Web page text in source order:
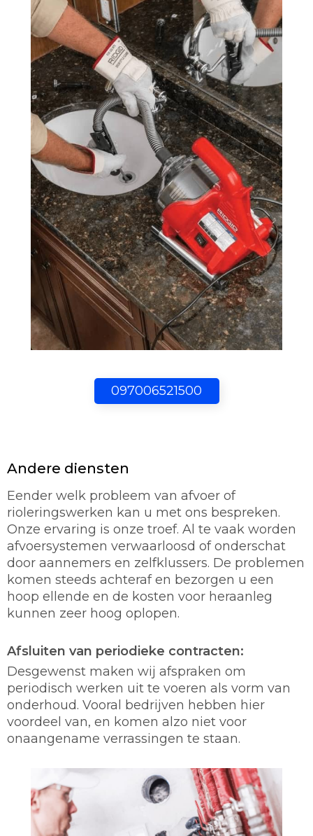
097006521500
Andere diensten
Eender welk probleem van afvoer of
rioleringswerken kan u met ons bespreken.
Onze ervaring is onze troef. Al te vaak worden
afvoersystemen verwaarloosd of onderschat
door aannemers en zelfklussers. De problemen
komen steeds achteraf en bezorgen u een
hoop ellende en de kosten voor heraanleg
kunnen zeer hoog oplopen.
Afsluiten van periodieke contracten:
Desgewenst maken wij afspraken om
periodisch werken uit te voeren als vorm van
onderhoud. Vooral bedrijven hebben hier
voordeel van, en komen alzo niet voor
onaangename verrassingen te staan.